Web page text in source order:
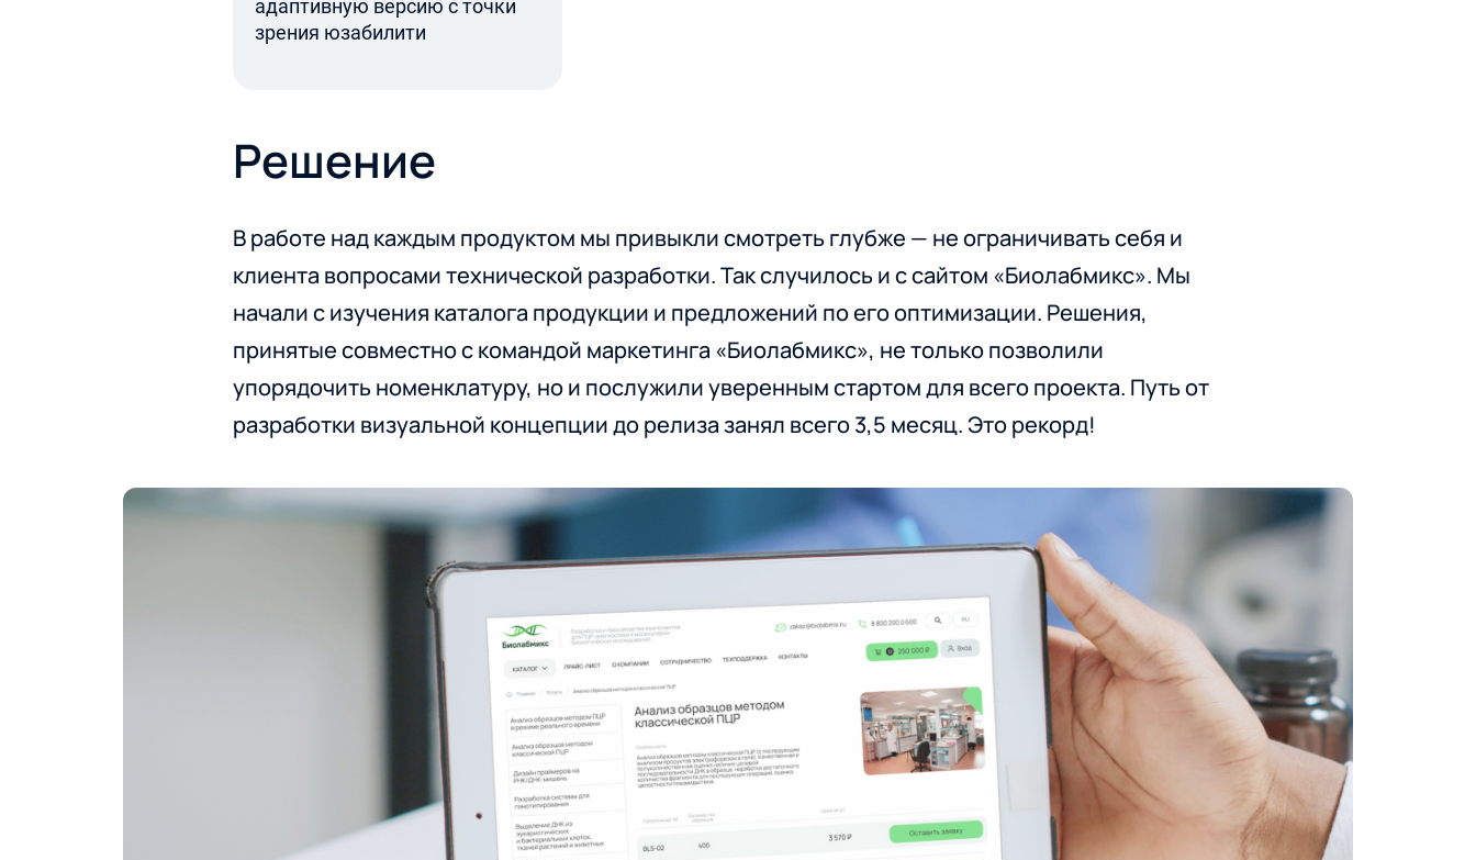
адаптивную версию с точки
зрения юзабилити
Решение
В работе над каждым продуктом мы привыкли смотреть глубже — не ограничивать себя и
клиента вопросами технической разработки. Так случилось и с сайтом «Биолабмикс». Мы
начали с изучения каталога продукции и предложений по его оптимизации. Решения,
принятые совместно с командой маркетинга «Биолабмикс», не только позволили
упорядочить номенклатуру, но и послужили уверенным стартом для всего проекта. Путь от
разработки визуальной концепции до релиза занял всего 3,5 месяц. Это рекорд!